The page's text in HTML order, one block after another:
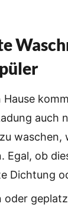
Hause
auch
waschen,
Egal, ob
Dichtung
oder